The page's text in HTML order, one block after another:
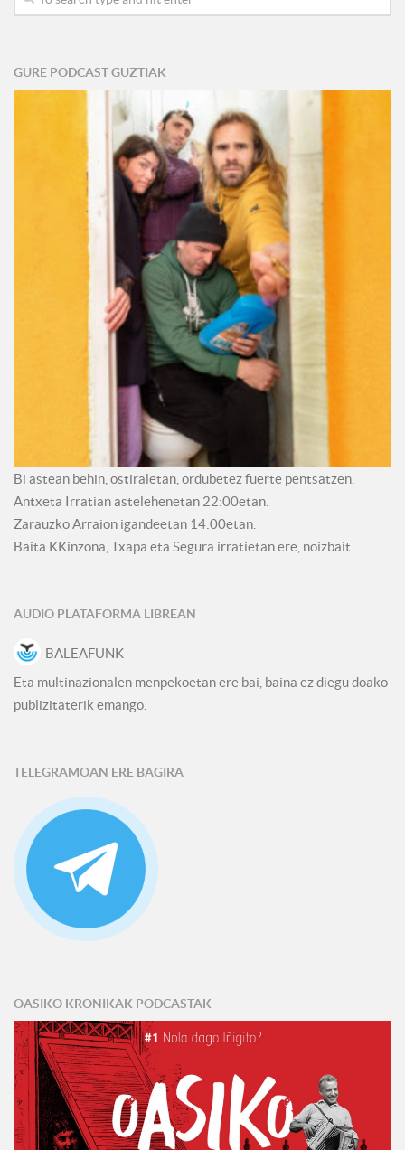
GURE PODCAST GUZTIAK
Bi astean behin, ostiraletan, ordubetez fuerte pentsatzen.
Antxeta Irratian astelehenetan 22:00etan.
Zarauzko Arraion igandeetan 14:00etan.
Baita KKinzona, Txapa eta Segura irratietan ere, noizbait.
AUDIO PLATAFORMA LIBREAN
BALEAFUNK
Eta multinazionalen menpekoetan ere bai, baina ez diegu doako
publizitaterik emango.
TELEGRAMOAN ERE BAGIRA
OASIKO KRONIKAK PODCASTAK